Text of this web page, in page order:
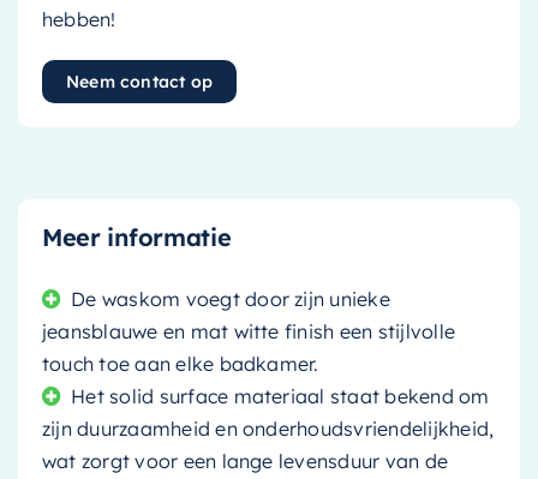
hebben!
Neem contact op
Meer informatie
De waskom voegt door zijn unieke
jeansblauwe en mat witte finish een stijlvolle
touch toe aan elke badkamer.
Het solid surface materiaal staat bekend om
zijn duurzaamheid en onderhoudsvriendelijkheid,
wat zorgt voor een lange levensduur van de